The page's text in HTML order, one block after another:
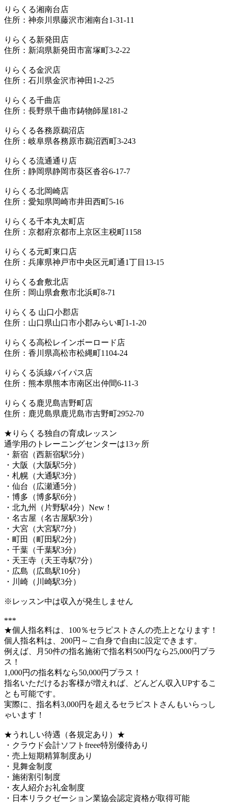
りらくる湘南台店
住所：神奈川県藤沢市湘南台1-31-11
りらくる新発田店
住所：新潟県新発田市富塚町3-2-22
りらくる金沢店
住所：石川県金沢市神田1-2-25
りらくる千曲店
住所：長野県千曲市鋳物師屋181-2
りらくる各務原鵜沼店
住所：岐阜県各務原市鵜沼西町3-243
りらくる流通通り店
住所：静岡県静岡市葵区沓谷6-17-7
りらくる北岡崎店
住所：愛知県岡崎市井田西町5-16
りらくる千本丸太町店
住所：京都府京都市上京区主税町1158
りらくる元町東口店
住所：兵庫県神戸市中央区元町通1丁目13-15
りらくる倉敷北店
住所：岡山県倉敷市北浜町8-71
りらくる 山口小郡店
住所：山口県山口市小郡みらい町1-1-20
りらくる高松レインボーロード店
住所：香川県高松市松縄町1104-24
りらくる浜線バイパス店
住所：熊本県熊本市南区出仲間6-11-3
りらくる鹿児島吉野町店
住所：鹿児島県鹿児島市吉野町2952-70
★りらくる独自の育成レッスン
通学用のトレーニングセンターは13ヶ所
・新宿（西新宿駅5分）
・大阪（大阪駅5分）
・札幌（大通駅3分）
・仙台（広瀬通5分）
・博多（博多駅6分）
・北九州（片野駅4分）New！
・名古屋（名古屋駅3分）
・大宮（大宮駅7分）
・町田（町田駅2分）
・千葉（千葉駅3分）
・天王寺（天王寺駅7分）
・広島（広島駅10分）
・川崎（川崎駅3分）
※レッスン中は収入が発生しません
***
★個人指名料は、100％セラピストさんの売上となります！
個人指名料は、200円～ご自身で自由に設定できます。
例えば、月50件の指名施術で指名料500円なら25,000円プラ
ス！
1,000円の指名料なら50,000円プラス！
指名いただけるお客様が増えれば、どんどん収入UPするこ
とも可能です。
実際に、指名料3,000円を超えるセラピストさんもいらっし
ゃいます！
★うれしい待遇（各規定あり）★
・クラウド会計ソフトfreee特別優待あり
・売上短期精算制度あり
・見舞金制度
・施術割引制度
・友人紹介お礼金制度
・日本リラクゼーション業協会認定資格が取得可能